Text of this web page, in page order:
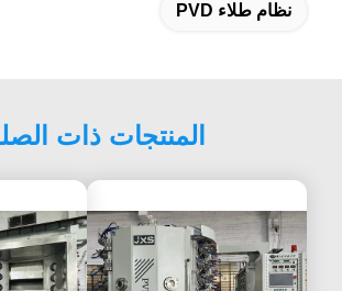
نظام طلاء PVD
المنتجات ذات